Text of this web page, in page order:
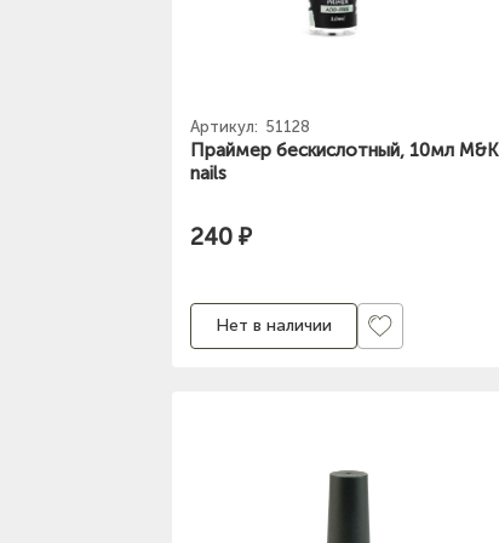
Артикул: 51128
Праймер бескислотный, 10мл M&K
nails
240 ₽
Нет в наличии